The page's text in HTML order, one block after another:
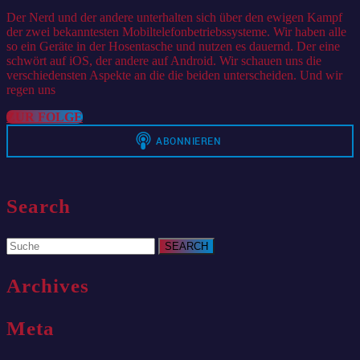
2021
Der Nerd und der andere unterhalten sich über den ewigen Kampf
der zwei bekanntesten Mobiltelefonbetriebssysteme. Wir haben alle
so ein Geräte in der Hosentasche und nutzen es dauernd. Der eine
schwört auf iOS, der andere auf Android. Wir schauen uns die
verschiedensten Aspekte an die die beiden unterscheiden. Und wir
regen uns
ZUR FOLGEZUR
FOLGE
Search
Search
for:
Archives
Meta